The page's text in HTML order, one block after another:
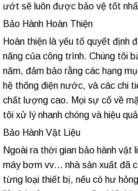
ướt sẽ luôn được bảo vệ tốt
Bảo Hành Hoàn Thiện
Hoàn thiện là yếu tố quyết định
năng của công trình. Chúng tôi
năm, đảm bảo rằng các hạng
hệ thống điện nước, và các chi
chất lượng cao. Mọi sự cố về
tôi xử lý nhanh chóng và hiệu
Bảo Hành Vật Liệu
Ngoài ra thời gian bảo hành vật
máy bơm vv… nhà sản xuất đã
từng loại thiết bị, nếu có hư